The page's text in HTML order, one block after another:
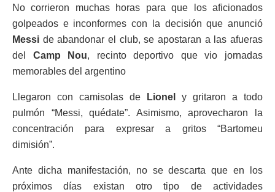
No corrieron muchas horas para que los aficionados
golpeados e inconformes con la decisión que anunció
Messi de abandonar el club, se apostaran a las afueras
del Camp Nou, recinto deportivo que vio jornadas
memorables del argentino
Llegaron con camisolas de Lionel
y gritaron a todo
pulmón “Messi, quédate”. Asimismo, aprovecharon la
concentración para expresar a gritos “Bartomeu
dimisión”.
Ante dicha manifestación, no se descarta que en los
próximos días existan otro tipo de actividades